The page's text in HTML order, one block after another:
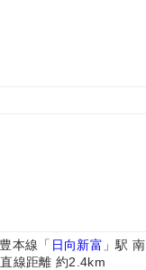
本線「 日向新富 」駅 南
線距離 約2.4km